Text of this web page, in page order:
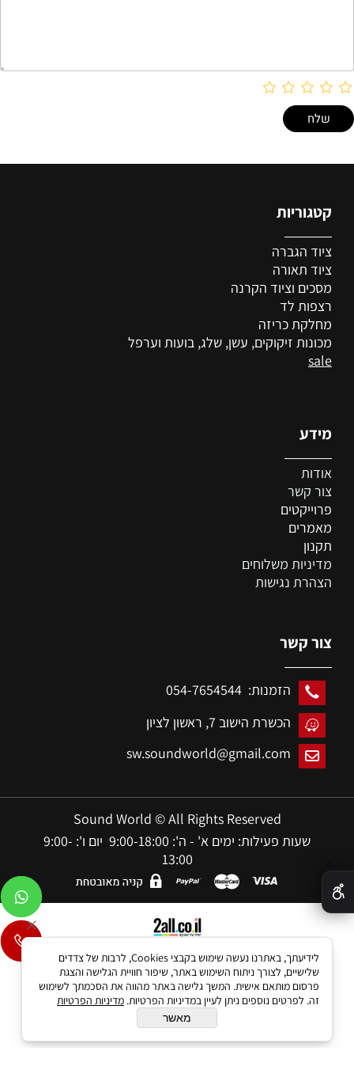
קטגוריות
ציוד הגברה
ציוד תאורה
מסכים וציוד הקרנה
רצפות לד
מחלקת כריזה
מכונות זיקוקים, עשן, שלג, בועות וערפל
sale
מידע
אודות
צור קשר
פרוייקטים
מאמרים
תקנון
מדיניות משלוחים
הצהרת נגישות
צור קשר
הזמנות: 054-7654544
הכשרת הישוב 7,
ראשון לציון
sw.soundworld@gmail.com
Sound World © All Rights Reserved
שעות פעילות: ימים א' - ה': 9:00-18:00 יום ו': 9:00-
13:00
לידיעתך, באתרנו נעשה שימוש בקבצי Cookies, לרבות של צדדים
שלישיים, לצורך ניתוח השימוש באתר, שיפור חוויית הגלישה והצגת
פרסום מותאם אישית. המשך גלישה באתר מהווה את הסכמתך לשימוש
זה. לפרטים נוספים ניתן לעיין במדיניות הפרטיות. מדיניות הפרטיות
מאשר